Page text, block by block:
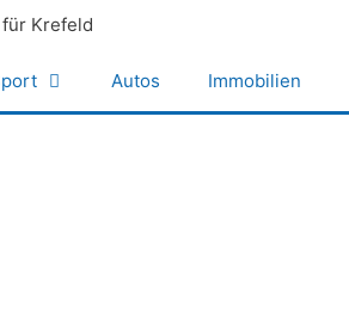
Autos Immobilien